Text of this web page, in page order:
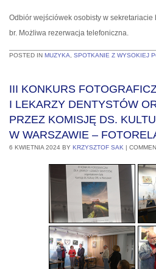
Odbiór wejściówek osobisty w sekretariacie
br. Możliwa rezerwacja telefoniczna.
POSTED IN MUZYKA, SPOTKANIE Z WYSOKIEJ
III KONKURS
I LEKARZY DENTYSTÓW
PRZEZ KOMISJĘ DS.
W WARSZAWIE –
6 KWIETNIA 2024 BY KRZYSZTOF SAK |